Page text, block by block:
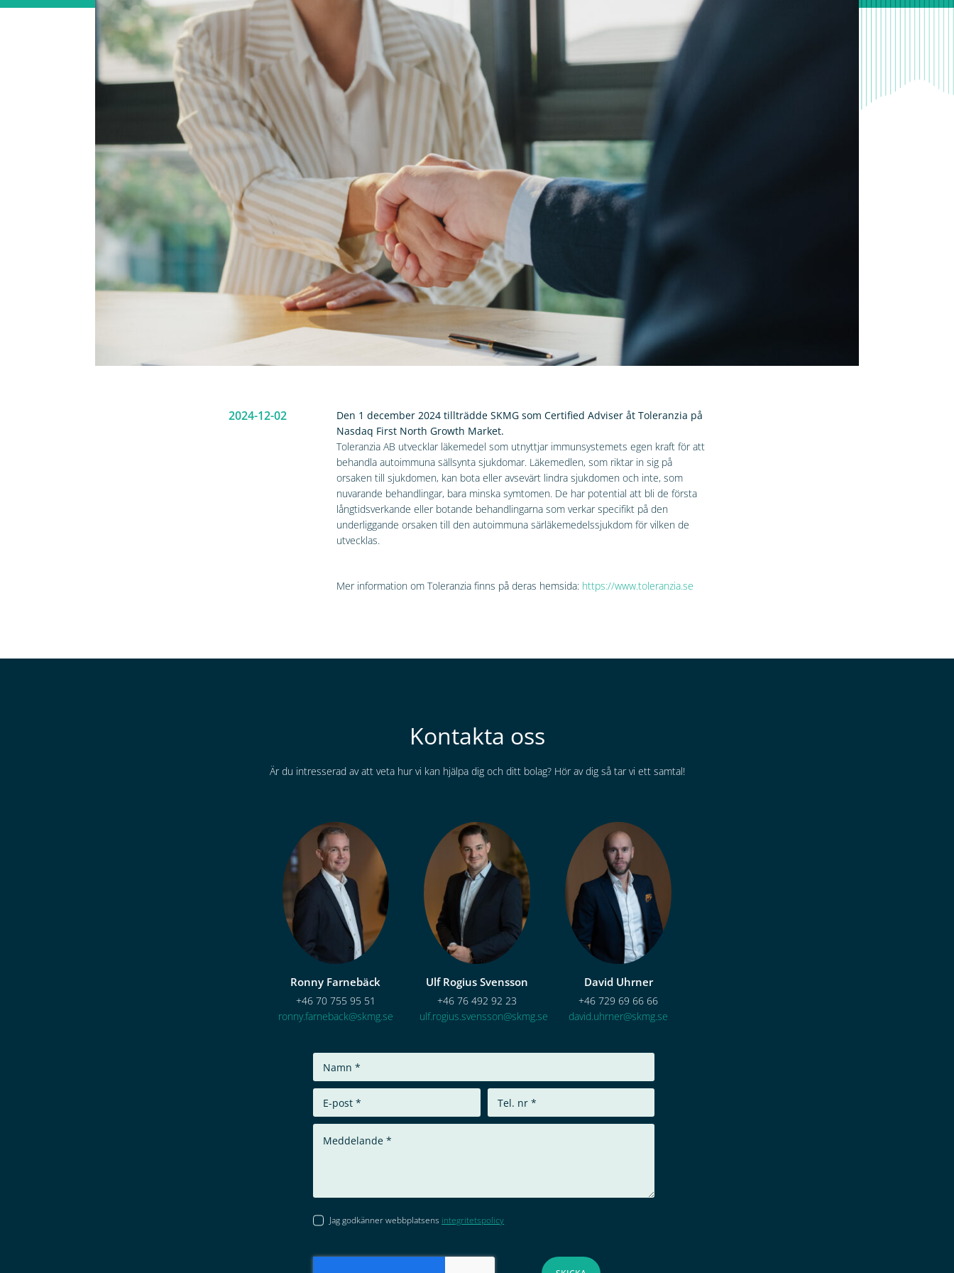
2024-12-02
Den 1 december 2024 tillträdde SKMG som Certified Adviser åt Toleranzia på
Nasdaq First North Growth Market.
Toleranzia AB utvecklar läkemedel som utnyttjar immunsystemets egen kraft för att
behandla autoimmuna sällsynta sjukdomar. Läkemedlen, som riktar in sig på
orsaken till sjukdomen, kan bota eller avsevärt lindra sjukdomen och inte, som
nuvarande behandlingar, bara minska symtomen. De har potential att bli de första
långtidsverkande eller botande behandlingarna som verkar specifikt på den
underliggande orsaken till den autoimmuna särläkemedelssjukdom för vilken de
utvecklas.
Mer information om Toleranzia finns på deras hemsida: https://www.toleranzia.se
Kontakta oss
Är du intresserad av att veta hur vi kan hjälpa dig och ditt bolag? Hör av dig så tar vi ett samtal!
Ronny Farnebäck
+46 70 755 95 51
ronny.farneback@skmg.se
Ulf Rogius Svensson
+46 76 492 92 23
ulf.rogius.svensson@skmg.se
David Uhrner
+46 729 69 66 66
david.uhrner@skmg.se
Jag godkänner webbplatsens integritetspolicy